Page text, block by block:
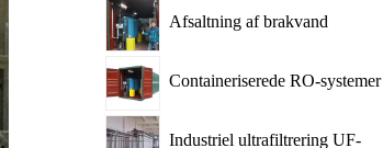
Afsaltning af brakvand
Containeriserede RO-systemer
Industriel ultrafiltrering UF-